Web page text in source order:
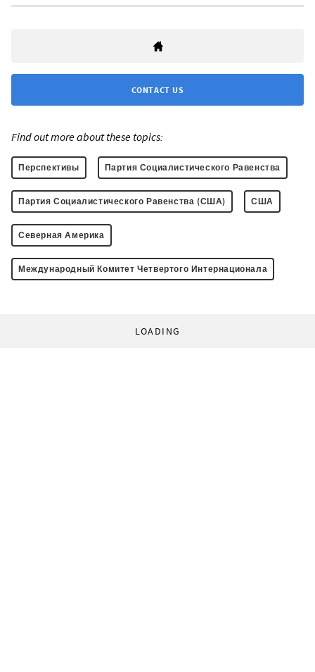
CONTACT US
Find out more about these topics:
Перспективы Партия Социалистического Равенства
Партия Социалистического Равенства (США) США
Северная Америка
Международный Комитет Четвертого Интернационала
LOADING